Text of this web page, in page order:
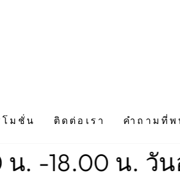
โมชั่น ติดต่อเรา คำถามที่พ
น. วันอังคา